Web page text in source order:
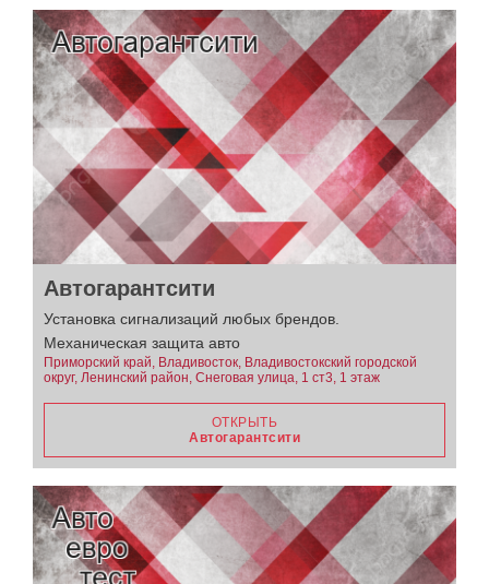
Автогарантсити
Установка сигнализаций любых брендов.
Механическая защита авто
Приморский край, Владивосток, Владивостокский городской
округ, Ленинский район, Снеговая улица, 1 ст3, 1 этаж
ОТКРЫТЬ
Автогарантсити